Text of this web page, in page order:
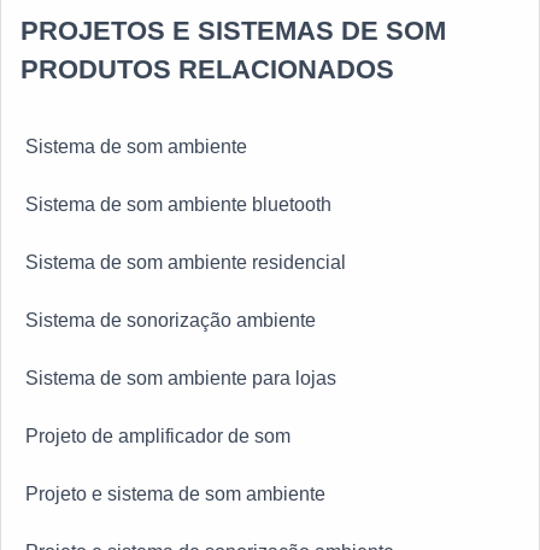
PROJETOS E SISTEMAS DE SOM
PRODUTOS RELACIONADOS
Sistema de som ambiente
Sistema de som ambiente bluetooth
Sistema de som ambiente residencial
Sistema de sonorização ambiente
Sistema de som ambiente para lojas
Projeto de amplificador de som
Projeto e sistema de som ambiente